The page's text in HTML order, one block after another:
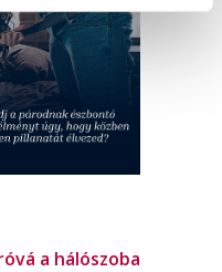
a hálószoba